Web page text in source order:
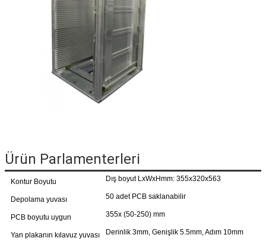
Ürün Parlamenterleri
Kontur Boyutu Dış boyut LxWxHmm: 355x320x563
Depolama yuvası 50 adet PCB saklanabilir
PCB boyutu uygun 355x (50-250) mm
Yan plakanın kılavuz yuvası Derinlik 3mm, Genişlik 5.5mm, Adım 10mm